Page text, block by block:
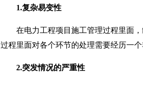
1.复杂易变性
在电力工程项目施工管理过程里面，
过程里面对各个环节的处理需要经历一个
2.突发情况的严重性